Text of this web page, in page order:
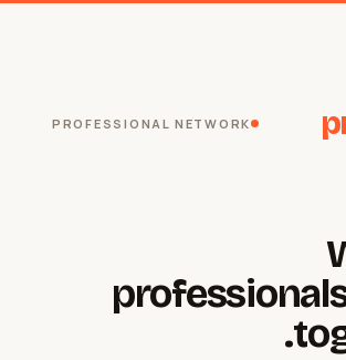
PROFESSIONAL NETWORK